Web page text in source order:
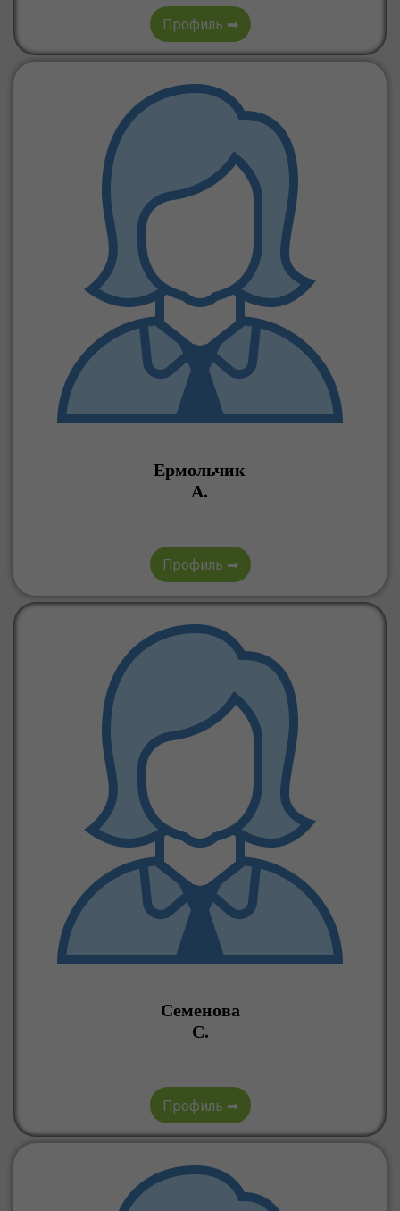
Профиль ➡
Ермольчик
А.
Профиль ➡
Семенова
С.
Профиль ➡